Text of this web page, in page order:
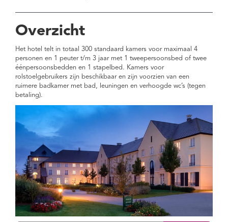
Overzicht
Het hotel telt in totaal 300 standaard kamers voor maximaal 4
personen en 1 peuter t/m 3 jaar met 1 tweepersoonsbed of twee
éénpersoonsbedden en 1 stapelbed. Kamers voor
rolstoelgebruikers zijn beschikbaar en zijn voorzien van een
ruimere badkamer met bad, leuningen en verhoogde wc’s (tegen
betaling).